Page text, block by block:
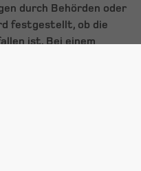
durch Behörden oder
festgestellt, ob die
ist. Bei einem